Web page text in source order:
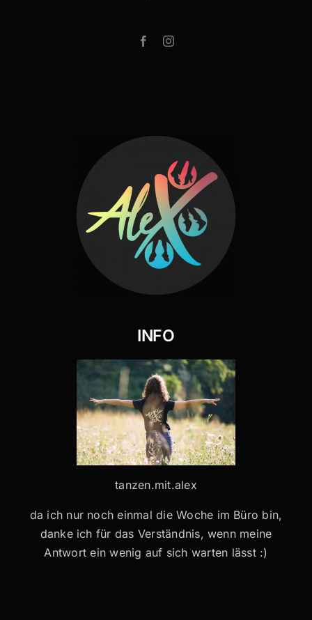
INFO
tanzen.mit.alex
da ich nur noch einmal die Woche im Büro bin,
danke ich für das Verständnis, wenn meine
Antwort ein wenig auf sich warten lässt :)